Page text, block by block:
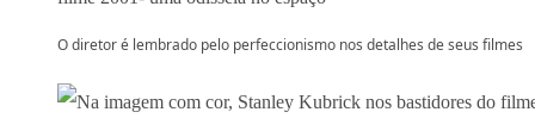
O diretor é lembrado pelo perfeccionismo nos detalhes de seus filmes